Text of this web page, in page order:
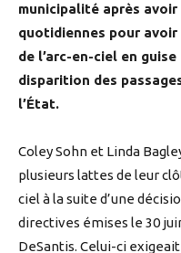
municipalité après avoir
quotidiennes pour
de l’arc-en-ciel en
disparition des
l’État.
Coley Sohn et Linda
plusieurs lattes de leur
ciel à la suite d’une
directives émises le 30
DeSantis. Celui-ci